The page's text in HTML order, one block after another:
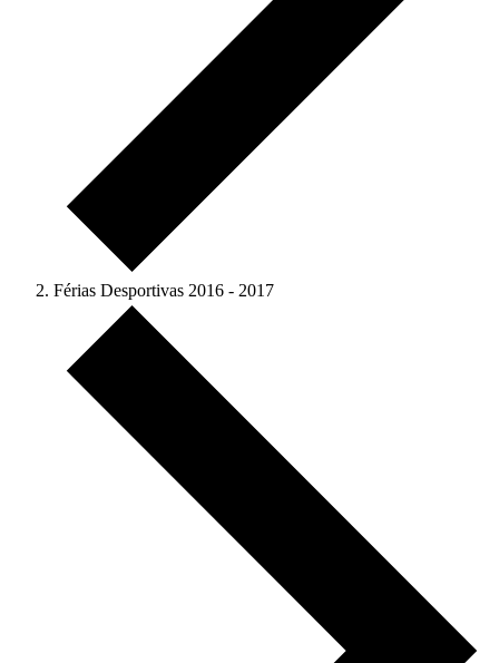
Férias Desportivas 2016 - 2017